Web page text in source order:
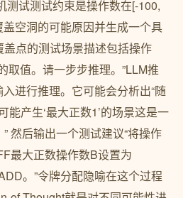
测试测试约束是操作数在[-100,
空洞的可能原因并生成一个具
点的测试场景描述包括操作
取值。请一步步推理。”LLM推
进行推理。它可能会分析出“随
能产生‘最大正数1’的场景这是一
然后输出一个测试建议“将操作
最大正数操作数B设置为
。”令牌分配隐喻在这个过程